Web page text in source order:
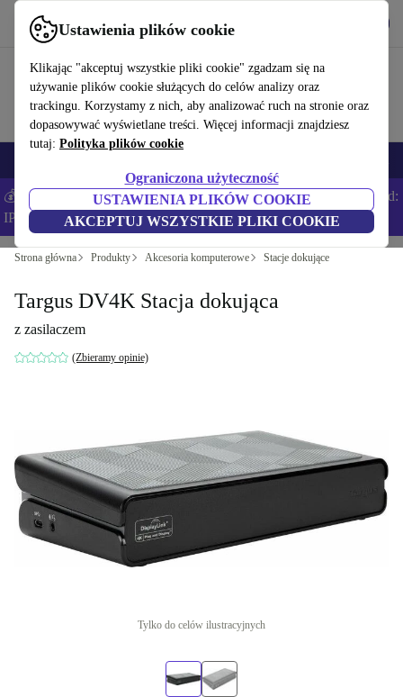
Ustawienia plików cookie
Klikając "akceptuj wszystkie pliki cookie" zgadzam się na
używanie plików cookie służących do celów analizy oraz
trackingu. Korzystamy z nich, aby analizować ruch na stronie oraz
dopasowywać wyświetlane treści. Więcej informacji znajdziesz
tutaj: Polityka plików cookie
Ograniczona użyteczność
USTAWIENIA PLIKÓW COOKIE
AKCEPTUJ WSZYSTKIE PLIKI COOKIE
Korzystaj z refurbed szybko i łatwo
💰Zaoszczędź DODATKOWE 5% na wszystkich iPhone’ach – Kod:
IPHONEDEAL –Regulamin
Strona główna Produkty Akcesoria komputerowe Stacje dokujące
Targus DV4K Stacja dokująca
z zasilaczem
(Zbieramy opinie)
Tylko do celów ilustracyjnych